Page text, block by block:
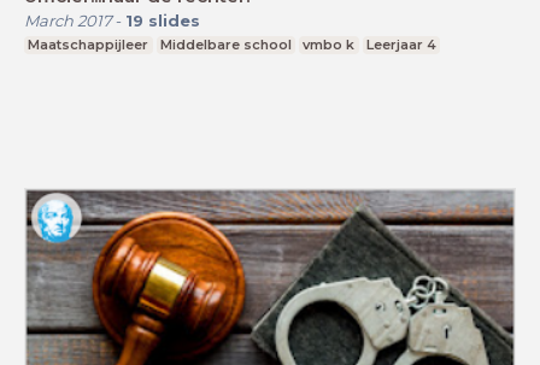
March 2017- 19 slides
Maatschappijleer Middelbare school vmbo k Leerjaar 4